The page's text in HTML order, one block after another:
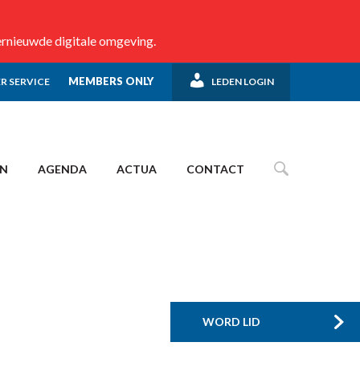
digitale omgeving.
SERVICE MEMBERS ONLY LEDEN LOGIN
AGENDA ACTUA CONTACT
WORD LID